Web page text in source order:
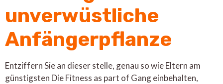
unverwüstliche
Anfängerpflanze
Entziffern Sie an dieser stelle, genau so wie Eltern am
günstigsten Die Fitness as part of Gang einbehalten,